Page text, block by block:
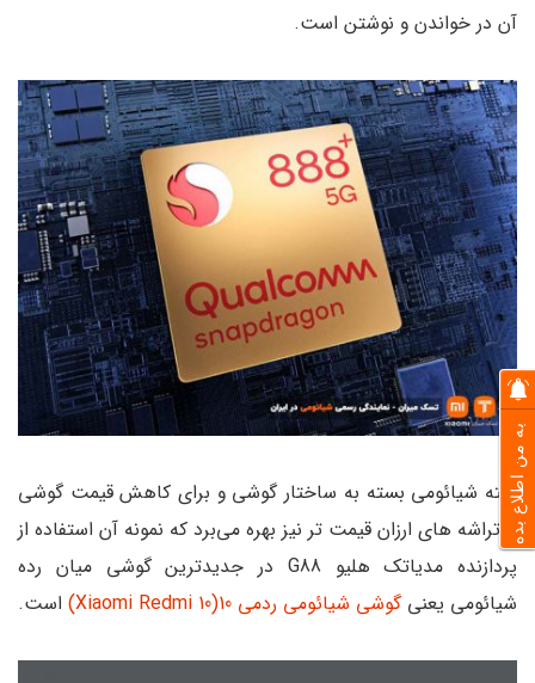
آن در خواندن و نوشتن است.
البته شیائومی بسته به ساختار گوشی و برای کاهش قیمت گوشی
از تراشه های ارزان قیمت تر نیز بهره می‌برد که نمونه آن استفاده از
پردازنده مدیاتک هلیو G88 در جدیدترین گوشی میان رده
شیائومی یعنی گوشی شیائومی ردمی 10(Xiaomi Redmi 10) است.
به من اطلاع بده